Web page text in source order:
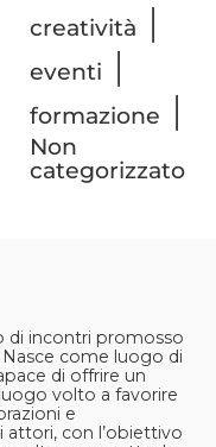
creatività
eventi
formazione
Non
categorizzato
di incontri promosso
Nasce come luogo di
di offrire un
volto a favorire
e
con l’obiettivo